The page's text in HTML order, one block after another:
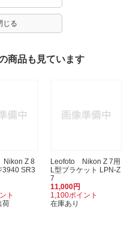
じる
商品も見ています
Z 8
3940 SR3
ト
荷
Leofoto Nikon Z 7用
L型ブラケット LPN-Z
7
11,000円
1,100ポイント
在庫あり